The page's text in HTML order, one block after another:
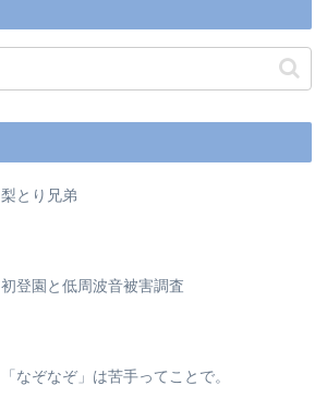
梨とり兄弟
初登園と低周波音被害調査
「なぞなぞ」は苦手ってことで。